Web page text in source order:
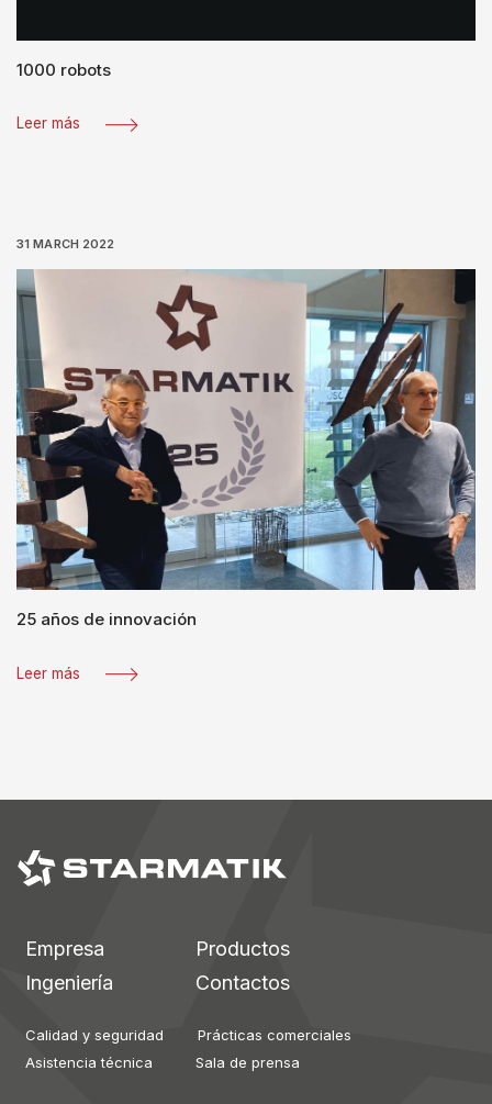
1000 robots
Leer más
31 MARCH 2022
25 años de innovación
Leer más
Empresa
Productos
Ingeniería
Contactos
Calidad y seguridad
Prácticas comerciales
Asistencia técnica
Sala de prensa